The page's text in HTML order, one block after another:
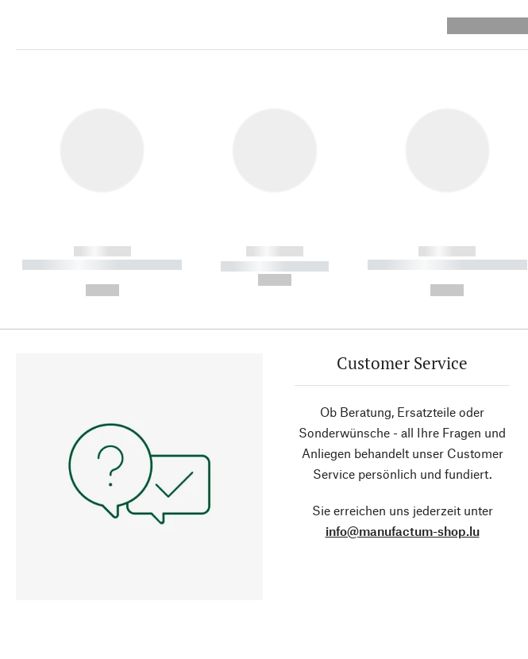
------------
----------- ----------- ----------
------------
----------- -----------
------------
----------- ----------- ----------
Customer Service
Ob Beratung, Ersatzteile oder
Sonderwünsche - all Ihre Fragen und
Anliegen behandelt unser Customer
Service persönlich und fundiert.
Sie erreichen uns jederzeit unter
info@manufactum-shop.lu